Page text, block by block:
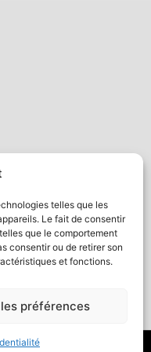
telles que les
Le fait de consentir
que le comportement
consentir ou de retirer son
et fonctions.
préférences